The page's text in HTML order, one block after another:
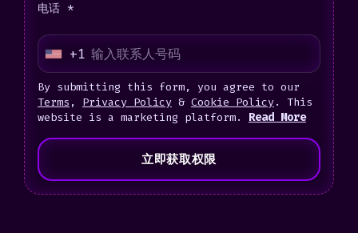
电话 *
U
n
i
t
S
+1
By submitting this form, you agree to our
Terms , Privacy Policy & Cookie Policy. This
website is a marketing platform. Read More
立即获取权限